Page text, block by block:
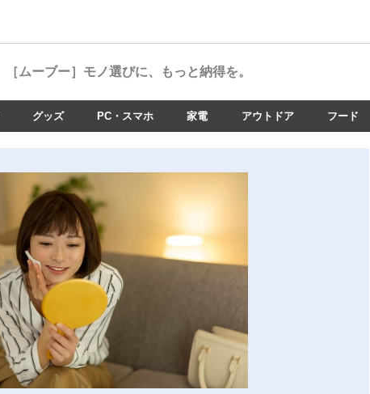
［ムーブー］ モノ選びに、もっと納得を。
グッズ PC・スマホ 家電 アウトドア フード